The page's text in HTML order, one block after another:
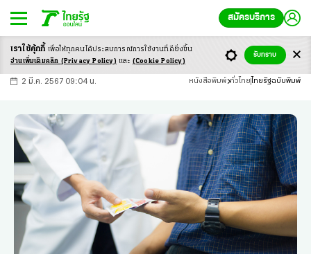
สมัครบริการ
-ก ก ก+
2 มี.ค. 2567 09:04 น. หนังสือพิมพ์ ทั่วไทย ไทยรัฐฉบับพิมพ์
เราใช้คุ้กกี้ เพื่อให้ทุกคนได้ประสบการณ์การใช้งานที่ดียิ่งขึ้น
อ่านเพิ่มเติมคลิก (Privacy Policy) และ (Cookie Policy)
รับทราบ